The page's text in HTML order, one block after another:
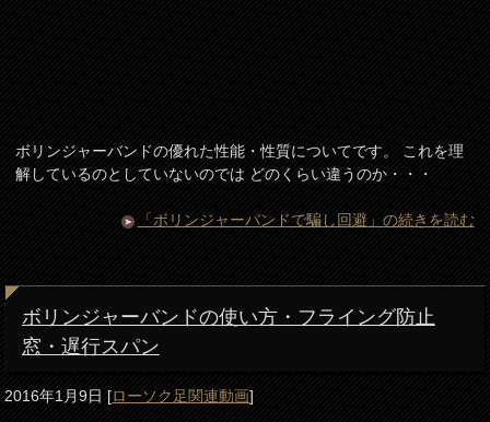
ボリンジャーバンドの優れた性能・性質についてです。 これを理
解しているのとしていないのでは どのくらい違うのか・・・
「ボリンジャーバンドで騙し回避」の続きを読む
ボリンジャーバンドの使い方・フライング防止
窓・遅行スパン
2016年1月9日[ローソク足関連動画]